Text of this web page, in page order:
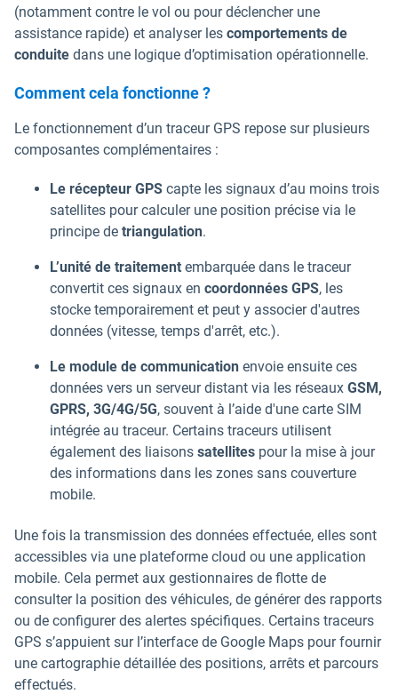
(notamment contre le vol ou pour déclencher une
assistance rapide) et analyser les comportements de
conduite dans une logique d’optimisation opérationnelle.
Comment cela fonctionne ?
Le fonctionnement d’un traceur GPS repose sur plusieurs
composantes complémentaires :
Le récepteur GPS capte les signaux d’au moins trois
satellites pour calculer une position précise via le
principe de triangulation.
L’unité de traitement embarquée dans le traceur
convertit ces signaux en coordonnées GPS, les
stocke temporairement et peut y associer d'autres
données (vitesse, temps d'arrêt, etc.).
Le module de communication envoie ensuite ces
données vers un serveur distant via les réseaux GSM,
GPRS, 3G/4G/5G, souvent à l’aide d'une carte SIM
intégrée au traceur. Certains traceurs utilisent
également des liaisons satellites pour la mise à jour
des informations dans les zones sans couverture
mobile.
Une fois la transmission des données effectuée, elles sont
accessibles via une plateforme cloud ou une application
mobile. Cela permet aux gestionnaires de flotte de
consulter la position des véhicules, de générer des rapports
ou de configurer des alertes spécifiques. Certains traceurs
GPS s’appuient sur l’interface de Google Maps pour fournir
une cartographie détaillée des positions, arrêts et parcours
effectués.